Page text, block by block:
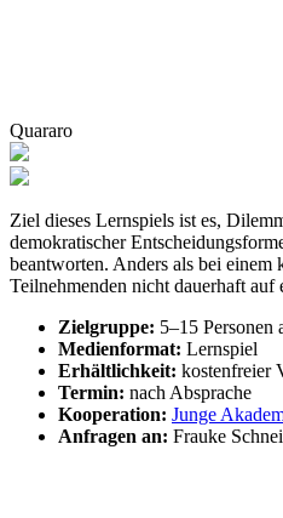
Quararo
Ziel dieses Lernspiels ist es,
demokratischer
beantworten. Anders als bei einem
Teilnehmenden nicht dauerhaft auf
Zielgruppe: 5–15 Personen
Medienformat: Lernspiel
Erhältlichkeit: kostenfreier
Termin: nach Absprache
Kooperation: Junge
Anfragen an: Frauke